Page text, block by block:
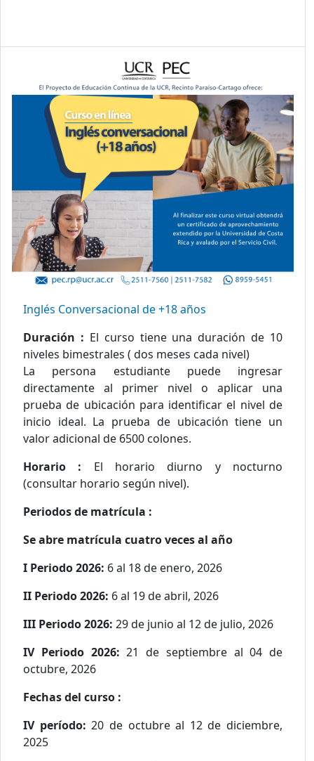
Inglés Conversacional de +18 años
Duración : El curso tiene una duración de 10
niveles bimestrales ( dos meses cada nivel)
La persona estudiante puede ingresar
directamente al primer nivel o aplicar una
prueba de ubicación para identificar el nivel de
inicio ideal. La prueba de ubicación tiene un
valor adicional de 6500 colones.
Horario : El horario diurno y nocturno
(consultar horario según nivel).
Periodos de matrícula :
Se abre matrícula cuatro veces al año
I Periodo 2026: 6 al 18 de enero, 2026
II Periodo 2026: 6 al 19 de abril, 2026
III Periodo 2026: 29 de junio al 12 de julio, 2026
IV Periodo 2026:21 de septiembre al 04 de
octubre, 2026
Fechas del curso :
IV período:20 de octubre al 12 de diciembre,
2025